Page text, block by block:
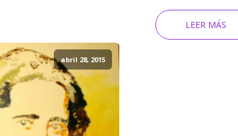
abril 28, 2015
LEER MÁS